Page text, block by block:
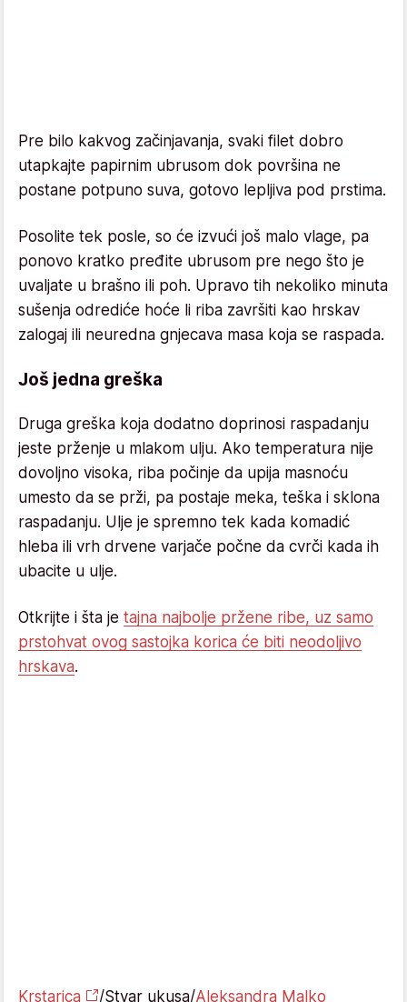
Pre bilo kakvog začinjavanja, svaki filet dobro
utapkajte papirnim ubrusom dok površina ne
postane potpuno suva, gotovo lepljiva pod prstima.
Posolite tek posle, so će izvući još malo vlage, pa
ponovo kratko pređite ubrusom pre nego što je
uvaljate u brašno ili poh. Upravo tih nekoliko minuta
sušenja odrediće hoće li riba završiti kao hrskav
zalogaj ili neuredna gnjecava masa koja se raspada.
Još jedna greška
Druga greška koja dodatno doprinosi raspadanju
jeste prženje u mlakom ulju. Ako temperatura nije
dovoljno visoka, riba počinje da upija masnoću
umesto da se prži, pa postaje meka, teška i sklona
raspadanju. Ulje je spremno tek kada komadić
hleba ili vrh drvene varjače počne da cvrči kada ih
ubacite u ulje.
Otkrijte i šta je tajna najbolje pržene ribe, uz samo
prstohvat ovog sastojka korica će biti neodoljivo
hrskava.
Krstarica /Stvar ukusa/Aleksandra Malko